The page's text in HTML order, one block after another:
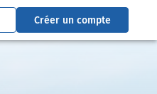
Créer un compte